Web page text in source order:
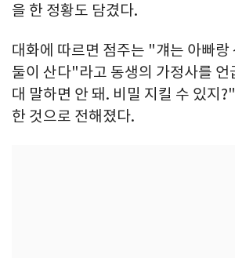
을 한 정황도 담겼다.
대화에 따르면 점주는 "걔는 아빠
둘이 산다"라고 동생의 가정사를 언
대 말하면 안 돼. 비밀 지킬 수 있지
한 것으로 전해졌다.